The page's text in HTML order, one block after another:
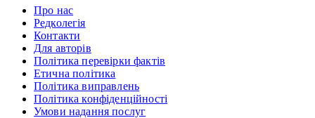
Про нас
Редколегія
Контакти
Для авторів
Політика перевірки фактів
Етична політика
Політика виправлень
Політика конфіденційності
Умови надання послуг